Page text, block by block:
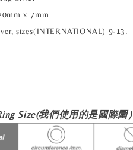
x 7mm
sizes(INTERNATIONAL) 9-13.
Size(我們使用的是國際圍）